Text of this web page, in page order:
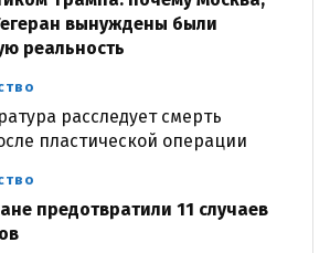
вынуждены были
реальность
расследует смерть
пластической операции
предотвратили 11 случаев